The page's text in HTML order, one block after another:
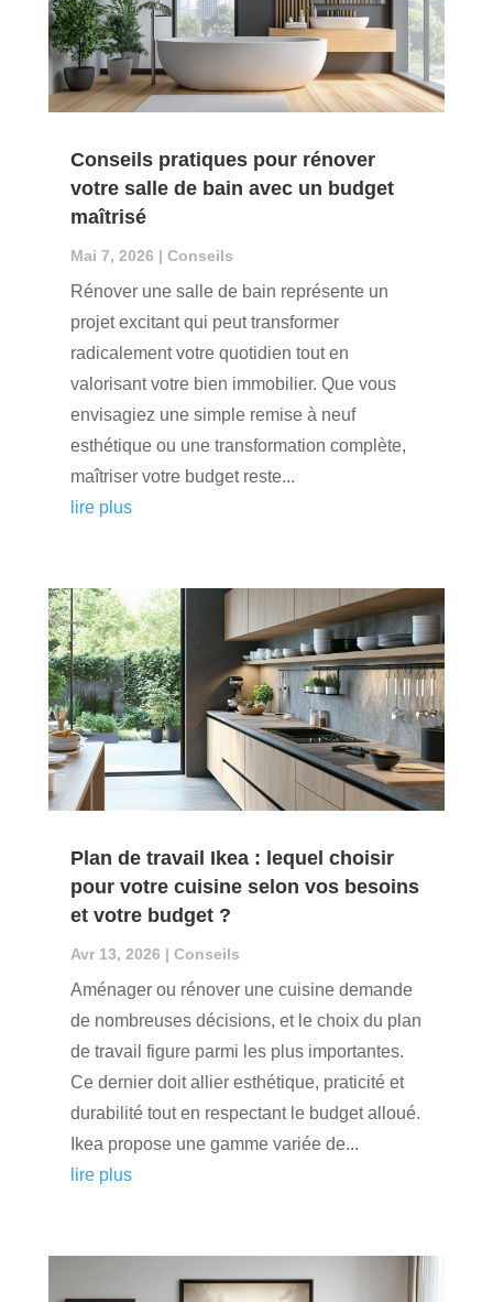
Conseils pratiques pour rénover
votre salle de bain avec un budget
maîtrisé
Mai 7, 2026 | Conseils
Rénover une salle de bain représente un
projet excitant qui peut transformer
radicalement votre quotidien tout en
valorisant votre bien immobilier. Que vous
envisagiez une simple remise à neuf
esthétique ou une transformation complète,
maîtriser votre budget reste...
lire plus
Plan de travail Ikea : lequel choisir
pour votre cuisine selon vos besoins
et votre budget ?
Avr 13, 2026 | Conseils
Aménager ou rénover une cuisine demande
de nombreuses décisions, et le choix du plan
de travail figure parmi les plus importantes.
Ce dernier doit allier esthétique, praticité et
durabilité tout en respectant le budget alloué.
Ikea propose une gamme variée de...
lire plus